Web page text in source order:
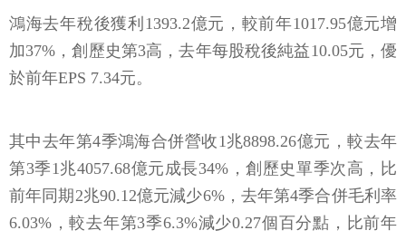
鴻海去年稅後獲利1393.2億元，較前年1017.95億元增
加37%，創歷史第3高，去年每股稅後純益10.05元，優
於前年EPS 7.34元。
其中去年第4季鴻海合併營收1兆8898.26億元，較去年
第3季1兆4057.68億元成長34%，創歷史單季次高，比
前年同期2兆90.12億元減少6%，去年第4季合併毛利率
6.03%，較去年第3季6.3%減少0.27個百分點，比前年